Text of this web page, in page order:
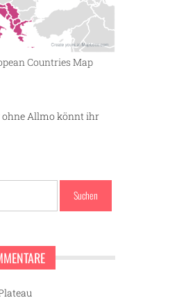
Countries Map
ohne Allmo könnt ihr